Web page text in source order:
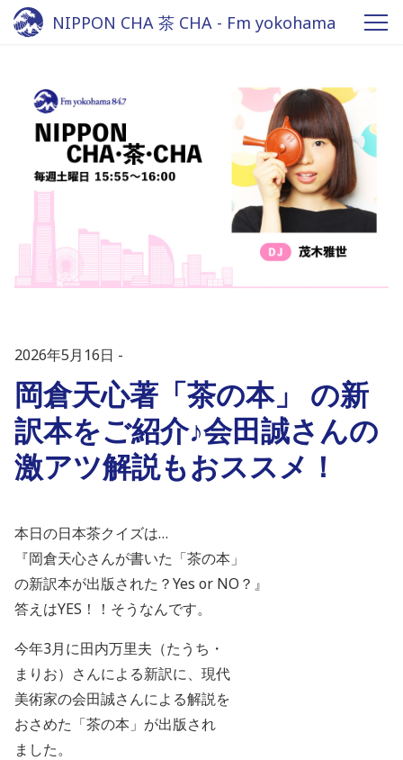
NIPPON CHA 茶 CHA - Fm yokohama
2026年5月16日
岡倉天心著「茶の本」 の新
訳本をご紹介♪会田誠さんの
激アツ解説もおススメ！
本日の日本茶クイズは…
『岡倉天心さんが書いた「茶の本」
の新訳本が出版された？Yes or NO ？』
答えはYES ！！そうなんです。
今年3月に田内万里夫（たうち・
まりお）さんによる新訳に、現代
美術家の会田誠さんによる解説を
おさめた「茶の本」が出版され
ました。